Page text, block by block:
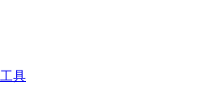
具